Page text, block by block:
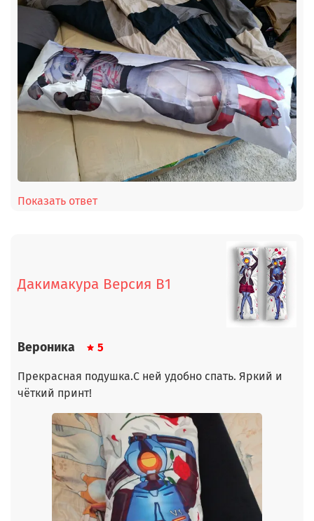
Показать ответ
Дакимакура Версия В1
Вероника 5
Прекрасная подушка.С ней удобно спать. Яркий и
чёткий принт!